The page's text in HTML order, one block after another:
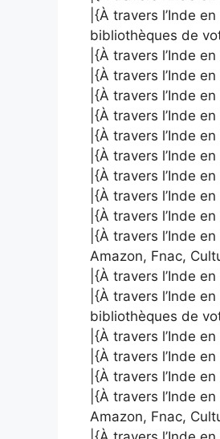
|{À travers l’Inde
bibliothèques de
|{À travers l’Inde
|{À travers l’Inde
|{À travers l’Inde
|{À travers l’Inde
|{À travers l’Inde
|{À travers l’Inde
|{À travers l’Inde
|{À travers l’Inde
|{À travers l’Inde
|{À travers l’Inde
Amazon, Fnac,
|{À travers l’Inde
|{À travers l’Inde
bibliothèques de
|{À travers l’Inde
|{À travers l’Inde
|{À travers l’Inde
|{À travers l’Inde
Amazon, Fnac,